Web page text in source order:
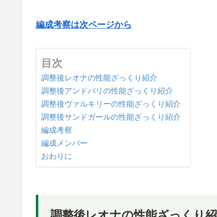
編成考察は次ページから
目次
調整後レオナの性能ざっくり紹介
調整後アンドバリの性能ざっくり紹介
調整後ヴァルキリーの性能ざっくり紹介
調整後サンドガールの性能ざっくり紹介
編成考察
編成メンバー
おわりに